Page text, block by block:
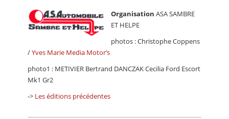
Organisation ASA SAMBRE
ET HELPE
photos : Christophe Coppens
/Yves Marie Media Motor’s
photo1 : METIVIER Bertrand DANCZAK Cecilia Ford Escort
Mk1 Gr2
-> Les éditions précédentes